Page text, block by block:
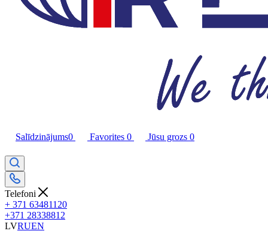
Salīdzinājums0 Favorites 0 Jūsu grozs 0
Telefoni
+ 371 63481120
+371 28338812
LVRUEN